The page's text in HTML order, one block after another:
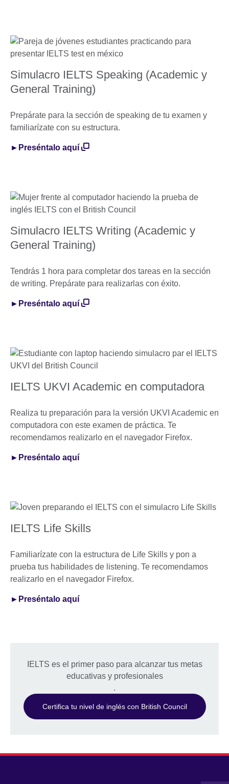
Simulacro IELTS Speaking (Academic y
General Training)
Prepárate para la sección de speaking de tu examen y
familiarízate con su estructura.
►Preséntalo aquí
Simulacro IELTS Writing (Academic y
General Training)
Tendrás 1 hora para completar dos tareas en la sección
de writing. Prepárate para realizarlas con éxito.
►Preséntalo aquí
IELTS UKVI Academic en computadora
Realiza tu preparación para la versión UKVI Academic en
computadora con este examen de práctica. Te
recomendamos realizarlo en el navegador Firefox.
►Preséntalo aquí
IELTS Life Skills
Familiarízate con la estructura de Life Skills y pon a
prueba tus habilidades de listening. Te recomendamos
realizarlo en el navegador Firefox.
►Preséntalo aquí
IELTS es el primer paso para alcanzar tus metas
educativas y profesionales
.
Certifica tu nivel de inglés con British Council